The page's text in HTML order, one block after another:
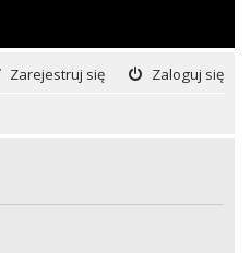
Zaloguj się
Zarejestruj się